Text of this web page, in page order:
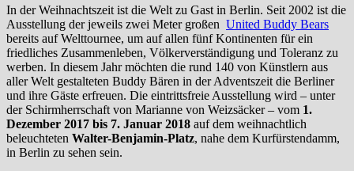
In der Weihnachtszeit ist die Welt zu Gast in Berlin. Seit 2002 ist die
Ausstellung der jeweils zwei Meter großen United Buddy Bears
bereits auf Welttournee, um auf allen fünf Kontinenten für ein
friedliches Zusammenleben, Völkerverständigung und Toleranz zu
werben. In diesem Jahr möchten die rund 140 von Künstlern aus
aller Welt gestalteten Buddy Bären in der Adventszeit die Berliner
und ihre Gäste erfreuen. Die eintrittsfreie Ausstellung wird – unter
der Schirmherrschaft von Marianne von Weizsäcker – vom 1.
Dezember 2017 bis 7. Januar 2018 auf dem weihnachtlich
beleuchteten Walter-Benjamin-Platz, nahe dem Kurfürstendamm,
in Berlin zu sehen sein.